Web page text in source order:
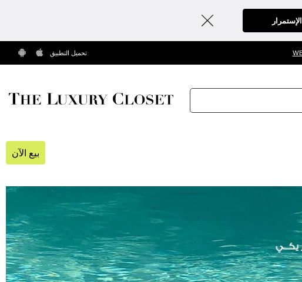
الإستمرار
تحميل التطبيق
بيع الآن